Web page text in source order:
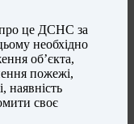
про це ДСНС за
необхідно
об’єкта,
пожежі,
наявність
своє